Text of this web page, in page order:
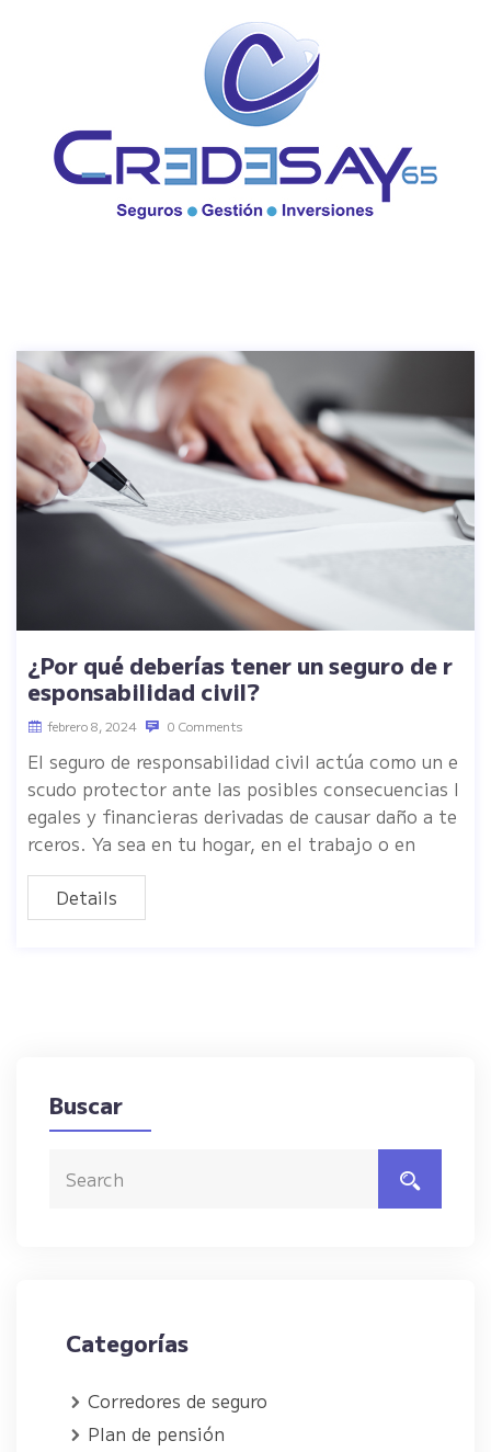
¿Por qué deberías tener un seguro de r
esponsabilidad civil?
febrero 8, 2024 0 Comments
El seguro de responsabilidad civil actúa como un e
scudo protector ante las posibles consecuencias l
egales y financieras derivadas de causar daño a te
rceros. Ya sea en tu hogar, en el trabajo o en
Details
Buscar
Categorías
Corredores de seguro
Plan de pensión